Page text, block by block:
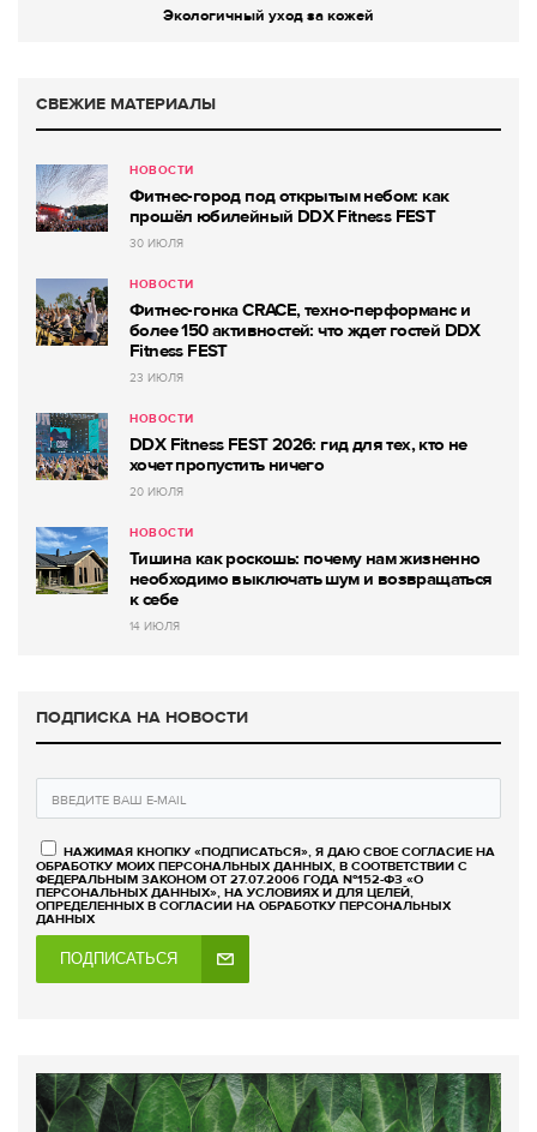
Экологичный уход за кожей
СВЕЖИЕ МАТЕРИАЛЫ
НОВОСТИ
Фитнес-город под открытым небом: как
прошёл юбилейный DDX Fitness FEST
30 ИЮЛЯ
НОВОСТИ
Фитнес-гонка CRACE, техно-перформанс и
более 150 активностей: что ждет гостей DDX
Fitness FEST
23 ИЮЛЯ
НОВОСТИ
DDX Fitness FEST 2026: гид для тех, кто не
хочет пропустить ничего
20 ИЮЛЯ
НОВОСТИ
Тишина как роскошь: почему нам жизненно
необходимо выключать шум и возвращаться
к себе
14 ИЮЛЯ
ПОДПИСКА НА НОВОСТИ
НАЖИМАЯ КНОПКУ «ПОДПИСАТЬСЯ», Я ДАЮ СВОЕ СОГЛАСИЕ НА
ОБРАБОТКУ МОИХ ПЕРСОНАЛЬНЫХ ДАННЫХ, В СООТВЕТСТВИИ С
ФЕДЕРАЛЬНЫМ ЗАКОНОМ ОТ 27.07.2006 ГОДА №152-ФЗ «О
ПЕРСОНАЛЬНЫХ ДАННЫХ», НА УСЛОВИЯХ И ДЛЯ ЦЕЛЕЙ,
ОПРЕДЕЛЕННЫХ В СОГЛАСИИ НА ОБРАБОТКУ ПЕРСОНАЛЬНЫХ
ДАННЫХ
ПОДПИСАТЬСЯ